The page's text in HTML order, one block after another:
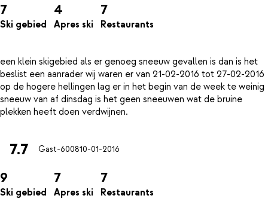
7
Ski gebied
4
Apres ski
7
Restaurants
een klein skigebied als er genoeg sneeuw gevallen is dan is het
beslist een aanrader wij waren er van 21-02-2016 tot 27-02-2016
op de hogere hellingen lag er in het begin van de week te weinig
sneeuw van af dinsdag is het geen sneeuwen wat de bruine
7.7 Gast-600810-01-2016
9
Ski gebied
7
Apres ski
7
Restaurants